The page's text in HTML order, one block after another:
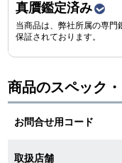
お問い合わせ
真贋鑑定済み
当商品は、弊社所属の専
保証されております。
商品のスペック
お問合せ用コード
取扱店舗